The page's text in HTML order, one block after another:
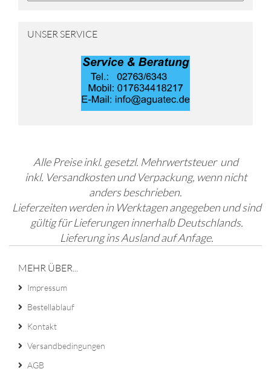
UNSER SERVICE
Alle Preise inkl. gesetzl. Mehrwertsteuer und
inkl. Versandkosten und Verpackung, wenn nicht
anders beschrieben.
Lieferzeiten werden in Werktagen angegeben und sind
gültig für Lieferungen innerhalb Deutschlands.
Lieferung ins Ausland auf Anfage.
MEHR ÜBER...
Impressum
Bestellablauf
Kontakt
Versandbedingungen
AGB